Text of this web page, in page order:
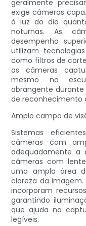
geralmente
exige câmeras
à luz do dia
noturnas. As
desempenho
utilizam
como filtros de
as câmeras
mesmo na
abrangente
de reconhecimento
Amplo campo de
Sistemas
câmeras com
adequadamente a
câmeras com
uma ampla área
clareza da imagem.
incorporam
garantindo
que ajuda na
legíveis.